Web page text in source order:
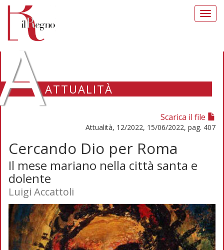
ATTUALITÀ
Scarica il file
Attualità, 12/2022, 15/06/2022, pag. 407
Cercando Dio per Roma
Il mese mariano nella città santa e
dolente
Luigi Accattoli